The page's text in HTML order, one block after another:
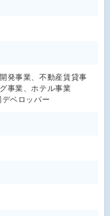
発事業、不動産賃貸事
事業、ホテル事業
ベロッパー